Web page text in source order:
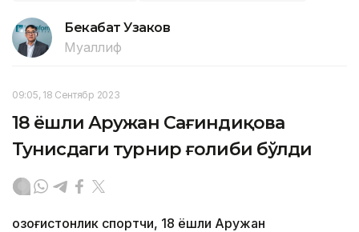
Бекабат Узаков
Муаллиф
09:05, 18 Сентябр 2023
18 ёшли Аружан Сағиндиқова
Тунисдаги турнир ғолиби бўлди
Қозоғистонлик спортчи, 18 ёшли Аружан